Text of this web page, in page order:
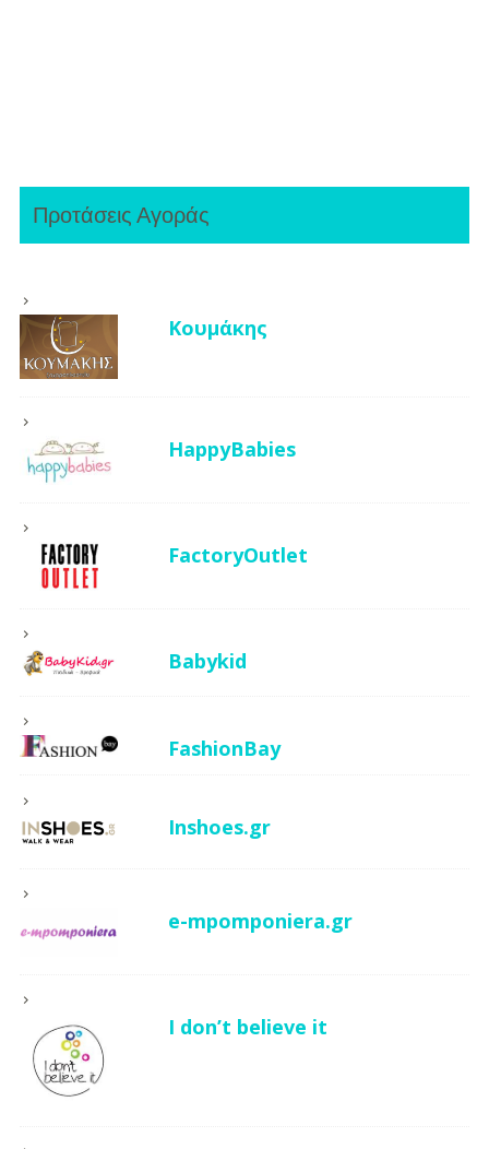
Προτάσεις Αγοράς
Κουμάκης
HappyBabies
FactoryOutlet
Babykid
FashionBay
Inshoes.gr
e-mpomponiera.gr
I don’t believe it